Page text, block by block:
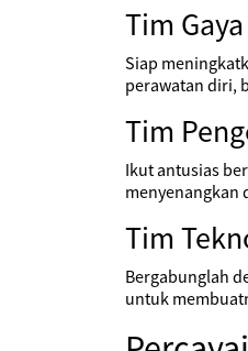
Tim
Siap
perawatan diri,
Tim
Ikut antusias
menyenangkan
Tim
Bergabunglah
untuk